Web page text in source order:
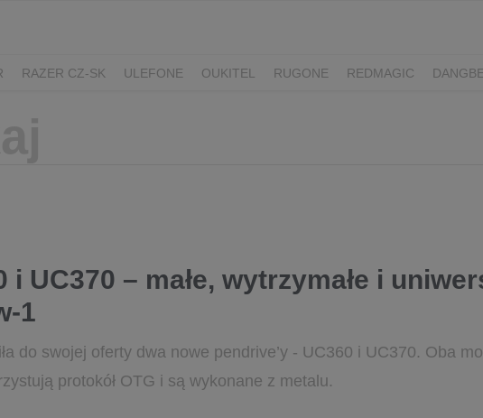
RAZER CZ-SK ULEFONE OUKITEL RUGONE REDMAGIC
i UC370 – małe, wytrzymałe i
1
do swojej oferty dwa nowe pendrive’y - UC360 i UC370. Oba
protokół OTG i są wykonane z metalu.